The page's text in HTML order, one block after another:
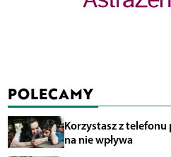
POLECAMY
Korzystasz z telefonu
na nie wpływa